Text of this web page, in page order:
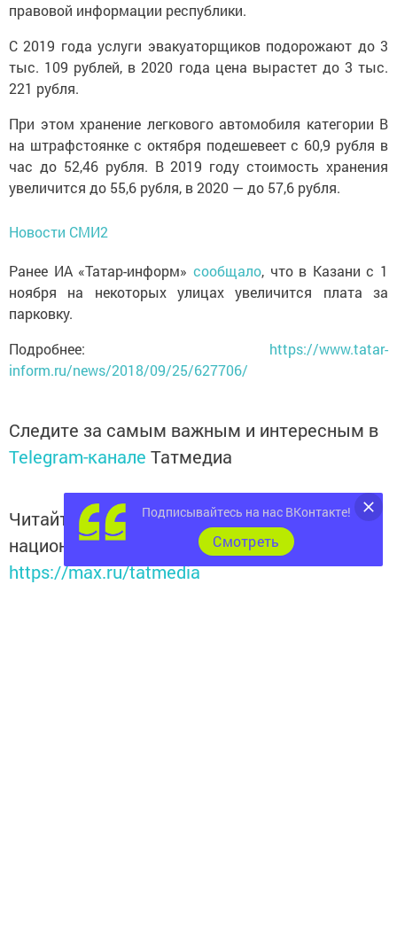
правовой информации республики.
С 2019 года услуги эвакуаторщиков подорожают до 3
тыс. 109 рублей, в 2020 года цена вырастет до 3 тыс.
221 рубля.
При этом хранение легкового автомобиля категории В
на штрафстоянке с октября подешевеет с 60,9 рубля в
час до 52,46 рубля. В 2019 году стоимость хранения
увеличится до 55,6 рубля, в 2020 — до 57,6 рубля.
Новости СМИ2
Ранее ИА «Татар-информ» сообщало, что в Казани с 1
ноября на некоторых улицах увеличится плата за
парковку.
Подробнее: https://www.tatar-
inform.ru/news/2018/09/25/627706/
Следите за самым важным и интересным в
Telegram-канале Татмедиа
Читайте новости Татарстана в
национальном мессенджере MАХ:
https://max.ru/tatmedia
Подписывайтесь на нас ВКонтакте!
Cмотреть